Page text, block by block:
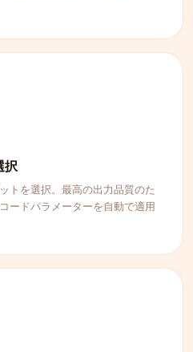
択
トを選択。最高の出力品質のた
ードパラメーターを自動で適用